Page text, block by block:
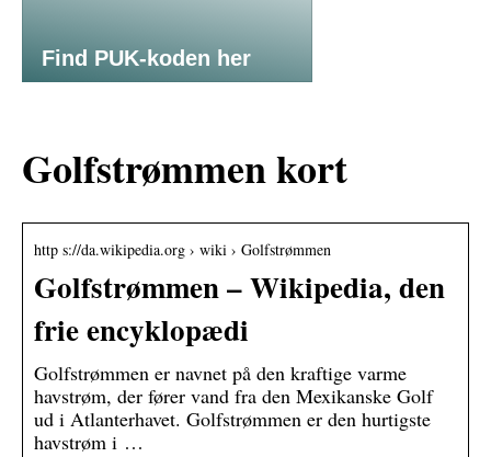
Find PUK-koden her
Golfstrømmen kort
http s://da.wikipedia.org › wiki › Golfstrømmen
Golfstrømmen – Wikipedia, den
frie encyklopædi
Golfstrømmen er navnet på den kraftige varme
havstrøm, der fører vand fra den Mexikanske Golf
ud i Atlanterhavet. Golfstrømmen er den hurtigste
havstrøm i …